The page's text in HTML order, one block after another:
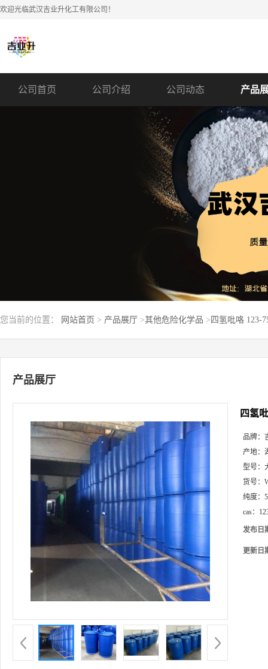
欢迎光临武汉吉业升化工有限公司！
公司首页 公司介绍 公司动态 产品
您当前的位置： 网站首页 > 产品展厅 >其他危险化学品 > 四氢吡咯 123-
产品展厅
四氢
品牌：
产地：
型号：
货号：
纯度：
cas：
发布日
更新日